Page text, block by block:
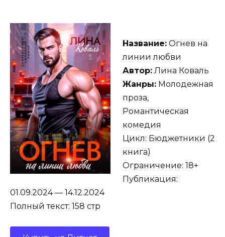
Название: Огнев на
линии любви
Автор: Лина Коваль
Жанры: Молодежная
проза,
Романтическая
комедия
Цикл: Бюджетники (2
книга)
Ограничение: 18+
Публикация:
01.09.2024 — 14.12.2024
Полный текст: 158 стр